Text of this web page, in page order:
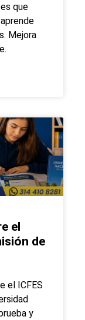
que
Mejora
el
de
el ICFES
y